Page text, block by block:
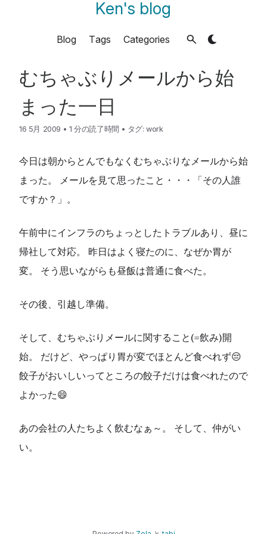
Ken's blog
Blog Tags Categories
むちゃぶりメールから始
まった一日
16 5月 2009 • 1 分の読了時間 • タグ:work
今日は朝からとんでもなくむちゃぶりなメールから始
まった。 メールを見て思ったこと・・・「その人誰
ですか？」。
午前中にインフラのちょっとしたトラブルあり、昼に
帰社して対応。 昨日はよく寝たのに、なぜか胃が
変。 そう思いながらも昼飯は普通に食べた。
その後、引越し準備。
そして、むちゃぶりメールに関すること(=飲み)開
始。 だけど、やっぱり胃が変でほとんど食べれず😔
餃子がおいしいってところの餃子だけは食べれたので
よかった😄
あの会社の人たちよく飲むなぁ～。 そして、仲がい
い。